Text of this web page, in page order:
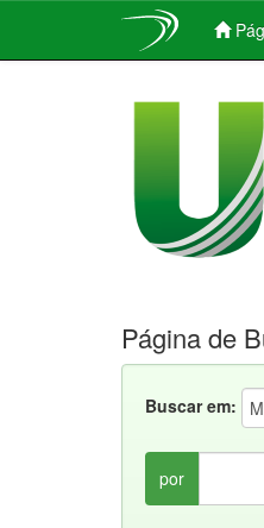
Página de
Buscar em:
por